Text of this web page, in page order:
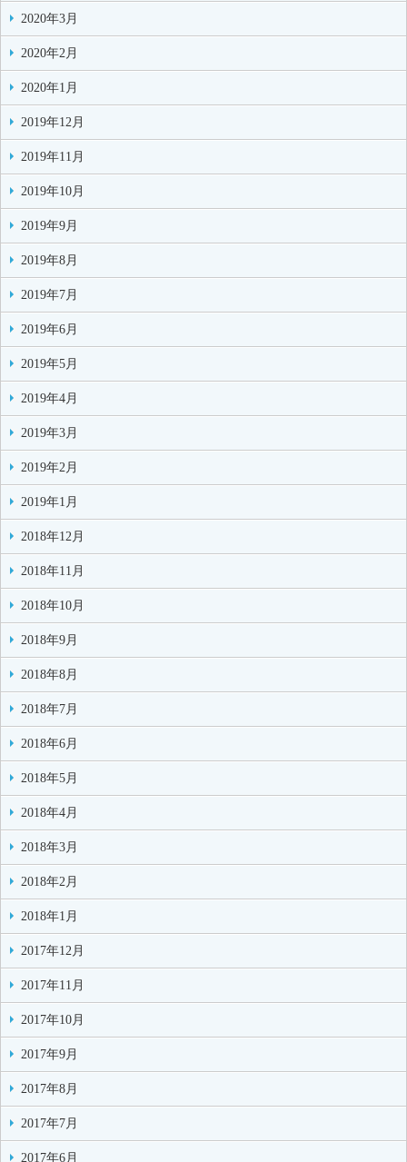
2020年3月
2020年2月
2020年1月
2019年12月
2019年11月
2019年10月
2019年9月
2019年8月
2019年7月
2019年6月
2019年5月
2019年4月
2019年3月
2019年2月
2019年1月
2018年12月
2018年11月
2018年10月
2018年9月
2018年8月
2018年7月
2018年6月
2018年5月
2018年4月
2018年3月
2018年2月
2018年1月
2017年12月
2017年11月
2017年10月
2017年9月
2017年8月
2017年7月
2017年6月